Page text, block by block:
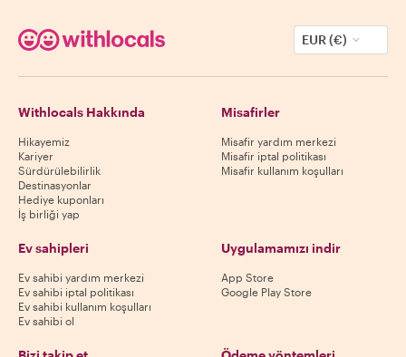
EUR (€)
Withlocals Hakkında
Hikayemiz
Kariyer
Sürdürülebilirlik
Destinasyonlar
Hediye kuponları
İş birliği yap
Misafirler
Misafir yardım merkezi
Misafir iptal politikası
Misafir kullanım koşulları
Ev sahipleri
Ev sahibi yardım merkezi
Ev sahibi iptal politikası
Ev sahibi kullanım koşulları
Ev sahibi ol
Uygulamamızı indir
App Store
Google Play Store